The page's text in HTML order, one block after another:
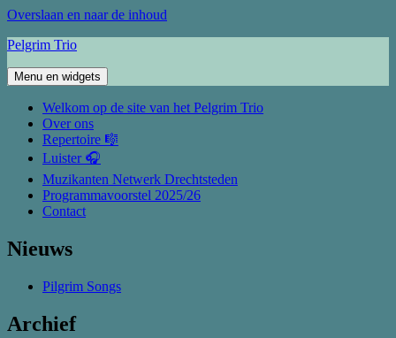
Overslaan en naar de inhoud
Pelgrim Trio
Menu en widgets
Welkom op de site van het Pelgrim Trio
Over ons
Repertoire 🎼
Luister 🎧
Muzikanten Netwerk Drechtsteden
Programmavoorstel 2025/26
Contact
Nieuws
Pilgrim Songs
Archief